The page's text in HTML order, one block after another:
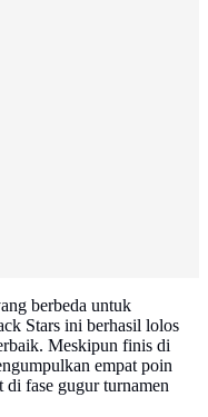
berbeda untuk
Stars ini berhasil lolos
Meskipun finis di
empat poin
di fase gugur turnamen